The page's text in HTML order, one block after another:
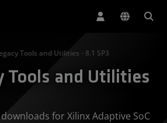
Tools and Utilities - 8.1 SP3
Tools and Utilities
for Xilinx Adaptive SoC